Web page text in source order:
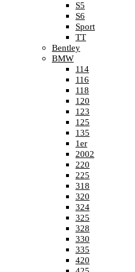
S5
S6
Sport
TT
Bentley
BMW
114
116
118
120
123
125
135
1er
2002
220
225
318
320
324
325
328
330
335
420